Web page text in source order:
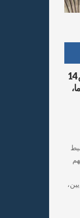
تحت الرعاية السامية لوزيرة التجارة الداخلية وضبط السوق الوطنية، السيدة آمال عبد اللطيف، انعقد يوم الخميس 14